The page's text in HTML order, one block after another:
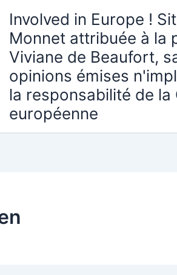
Involved in Europe !
Monnet attribuée à la
Viviane de Beaufort,
opinions émises
la responsabilité de la
européenne